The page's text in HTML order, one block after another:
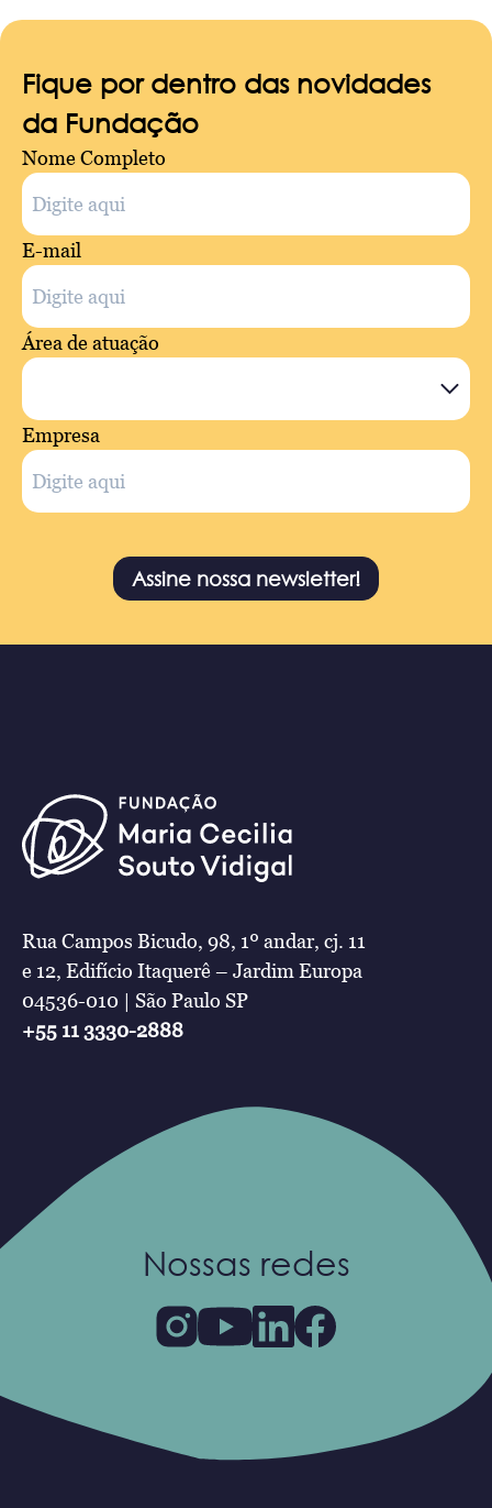
Fique por dentro das novidades
da Fundação
Nome Completo
E-mail
Área de atuação
Empresa
Assine nossa newsletter!
Rua Campos Bicudo, 98, 1º andar, cj. 11
e 12, Edifício Itaquerê – Jardim Europa
04536-010 | São Paulo SP
+55 11 3330-2888
Nossas redes